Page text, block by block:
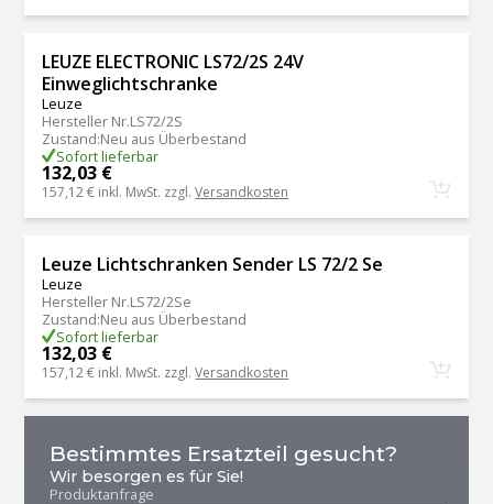
LEUZE ELECTRONIC LS72/2S 24V
Einweglichtschranke
Leuze
Hersteller Nr.LS72/2S
Zustand:Neu aus Überbestand
Sofort lieferbar
132,03 €
157,12 € inkl. MwSt. zzgl.Versandkosten
Leuze Lichtschranken Sender LS 72/2 Se
Leuze
Hersteller Nr.LS72/2Se
Zustand:Neu aus Überbestand
Sofort lieferbar
132,03 €
157,12 € inkl. MwSt. zzgl.Versandkosten
Bestimmtes Ersatzteil gesucht?
Wir besorgen es für Sie!
Produktanfrage